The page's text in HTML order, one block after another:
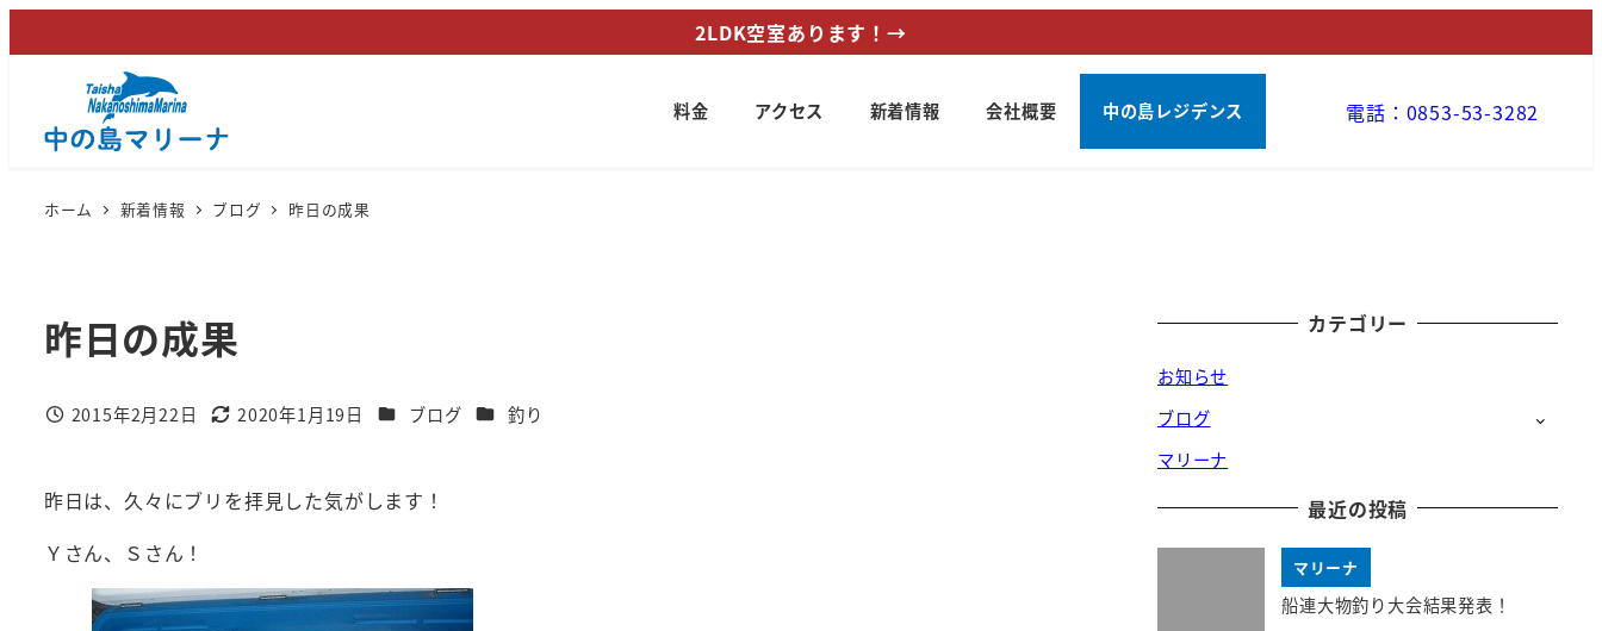
イ
2LDK空室あります！→
料金 アクセス 新着情報 会社概要 中の島レジデンス 電話：0853-53-3282
ホーム 新着情報 ブログ 昨日の成果
昨日の成果
投稿日
2015年2月22日
更新日
2020年1月19日 カテゴリー
ブログ カテゴリー
釣り
昨日は、久々にブリを拝見した気がします！
Ｙさん、Ｓさん！
カテゴリー
お知らせ
ブログ
マリーナ
最近の投稿
マリーナ
船連大物釣り大会結果発表！